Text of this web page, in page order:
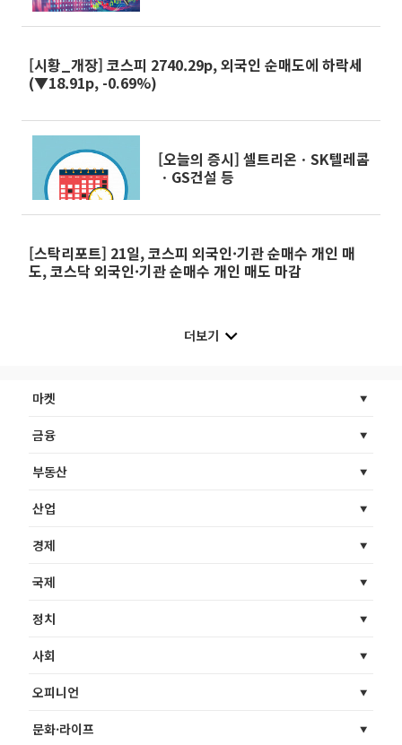
[시황_개장] 코스피 2740.29p, 외국인 순매도에 하락세
(▼18.91p, -0.69%)
[오늘의 증시] 셀트리온ㆍSK텔레콤
ㆍGS건설 등
[스탁리포트] 21일, 코스피 외국인·기관 순매수 개인 매
도, 코스닥 외국인·기관 순매수 개인 매도 마감
더보기
마켓
금융
부동산
산업
경제
국제
정치
사회
오피니언
문화·라이프